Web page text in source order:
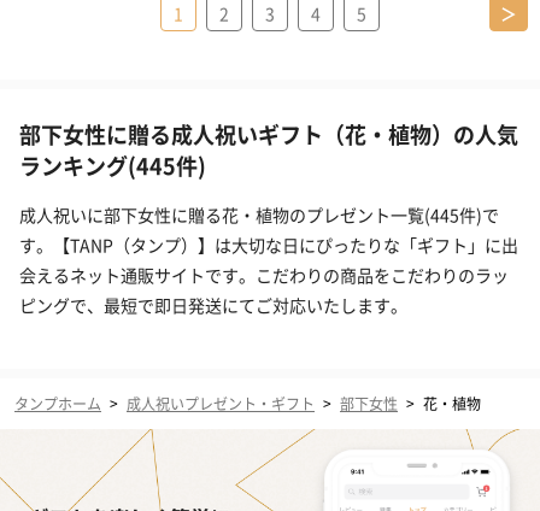
1 2 3 4 5 ＞
部下女性に贈る成人祝いギフト（花・植物）の人気
ランキング(445件)
成人祝いに部下女性に贈る花・植物のプレゼント一覧(445件)で
す。【TANP（タンプ）】は大切な日にぴったりな「ギフト」に出
会えるネット通販サイトです。こだわりの商品をこだわりのラッ
ピングで、最短で即日発送にてご対応いたします。
タンプホーム > 成人祝いプレゼント・ギフト > 部下女性 > 花・植物